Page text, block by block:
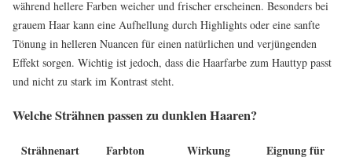
während hellere Farben weicher und frischer erscheinen. Besonders bei
grauem Haar kann eine Aufhellung durch Highlights oder eine sanfte
Tönung in helleren Nuancen für einen natürlichen und verjüngenden
Effekt sorgen. Wichtig ist jedoch, dass die Haarfarbe zum Hauttyp passt
und nicht zu stark im Kontrast steht.
Welche Strähnen passen zu dunklen Haaren?
Strähnenart Farbton Wirkung Eignung für